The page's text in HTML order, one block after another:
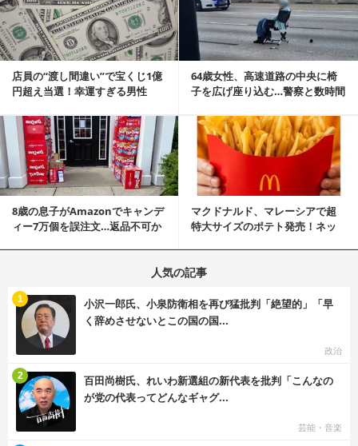
店員の“渡し間違い”で宝くじ1億
円超え当選！幸運すぎる男性
64歳女性、高速道路の中央に椅
子を広げ座り込む…警察と数時間
8歳の息子がAmazonでキャンデ
ィー7万個を誤注文…返品不可か
マクドナルド、マレーシアで超
特大サイズのポテト発売！ネッ
記事を読む
人気の記事
小沢一郎氏、小泉防衛相を再び猛批判「絶望的」「早
く辞めさせないとこの国の国...
政治
1
百田尚樹氏、れいわ新選組の新代表を批判「こんなの
が党の代表ってどんなギャグ...
芸能・音楽
2